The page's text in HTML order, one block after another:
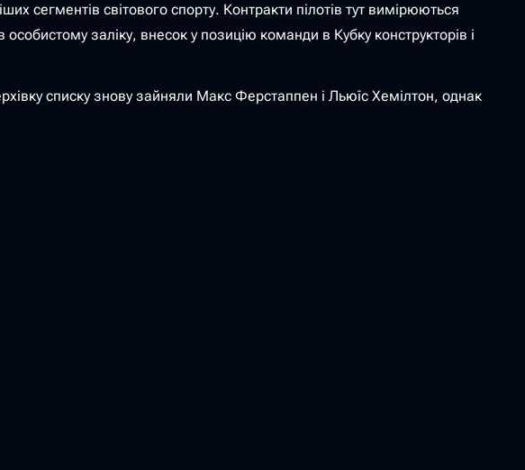
сегментів світового спорту. Контракти пілотів тут вимірюються
заліку, внесок у позицію команди в Кубку конструкторів і
списку знову зайняли Макс Ферстаппен і Льюїс Хемілтон, однак